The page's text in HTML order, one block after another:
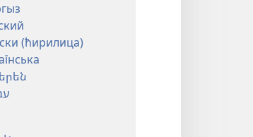
(ћирилица)